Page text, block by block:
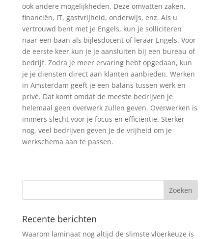
ook andere mogelijkheden. Deze omvatten zaken,
financiën, IT, gastvrijheid, onderwijs, enz. Als u
vertrouwd bent met je Engels, kun je solliciteren
naar een baan als bijlesdocent of leraar Engels. Voor
de eerste keer kun je je aansluiten bij een bureau of
bedrijf. Zodra je meer ervaring hebt opgedaan, kun
je je diensten direct aan klanten aanbieden. Werken
in Amsterdam geeft je een balans tussen werk en
privé. Dat komt omdat de meeste bedrijven je
helemaal geen overwerk zullen geven. Overwerken is
immers slecht voor je focus en efficiëntie. Sterker
nog, veel bedrijven geven je de vrijheid om je
werkschema aan te passen.
Recente berichten
Waarom laminaat nog altijd de slimste vloerkeuze is